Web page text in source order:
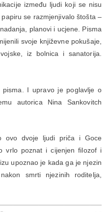
između ljudi koji se nisu
se razmjenjivalo štošta –
planovi i ucjene. Pisma
svoje književne pokušaje,
iz bolnica i sanatorija.
pisma. I upravo je poglavlje o
autorica Nina Sankovitch
ovo dvoje ljudi priča i Goce
vrlo poznat i cijenjen filozof i
upoznao je kada ga je njezin
smrti njezinih roditelja,